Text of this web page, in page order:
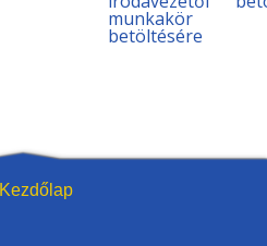
munkakör
betöltésére
Kezdőlap